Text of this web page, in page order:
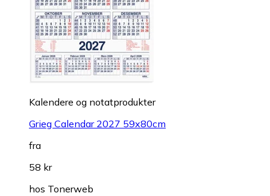
Kalendere og notatprodukter
Grieg Calendar 2027 59x80cm
fra
58 kr
hos Tonerweb